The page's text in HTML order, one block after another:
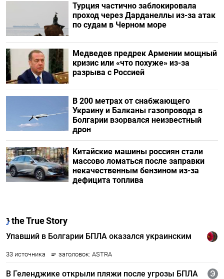
Турция частично заблокировала
проход через Дарданеллы из-за атак
по судам в Черном море
Медведев предрек Армении мощный
кризис или «что похуже» из-за
разрыва с Россией
В 200 метрах от снабжающего
Украину и Балканы газопровода в
Болгарии взорвался неизвестный
дрон
Китайские машины россиян стали
массово ломаться после заправки
некачественным бензином из-за
дефицита топлива